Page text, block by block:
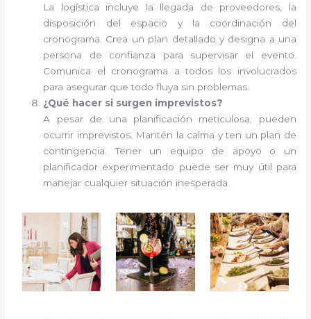
La logística incluye la llegada de proveedores, la
disposición del espacio y la coordinación del
cronograma. Crea un plan detallado y designa a una
persona de confianza para supervisar el evento.
Comunica el cronograma a todos los involucrados
para asegurar que todo fluya sin problemas.
¿Qué hacer si surgen imprevistos?
A pesar de una planificación meticulosa, pueden
ocurrir imprevistos. Mantén la calma y ten un plan de
contingencia. Tener un equipo de apoyo o un
planificador experimentado puede ser muy útil para
manejar cualquier situación inesperada.